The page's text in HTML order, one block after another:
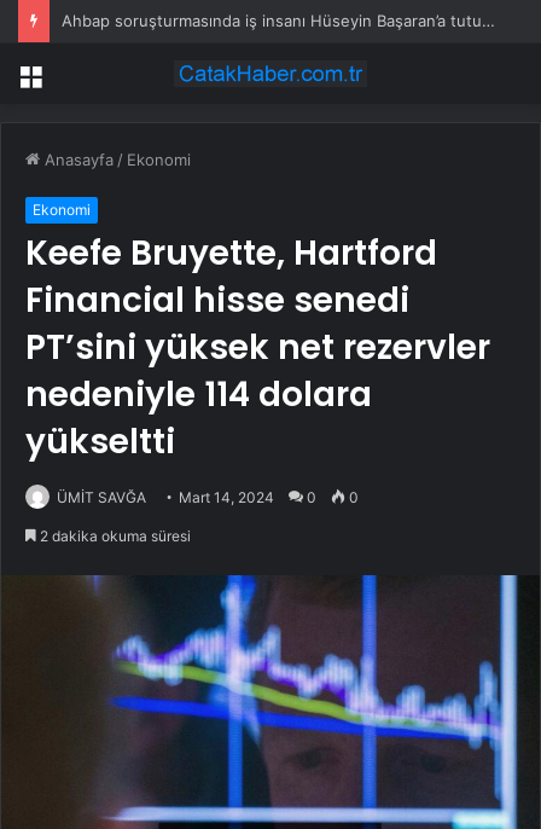
Ahbap soruşturmasında iş insanı Hüseyin Başaran’a tutuklama talebi
Menü
Anasayfa / Ekonomi
Ekonomi
Keefe Bruyette, Hartford
Financial hisse senedi
PT’sini yüksek net rezervler
nedeniyle 114 dolara
yükseltti
ÜMİT SAVĞA Mart 14, 2024 0 0
2 dakika okuma süresi